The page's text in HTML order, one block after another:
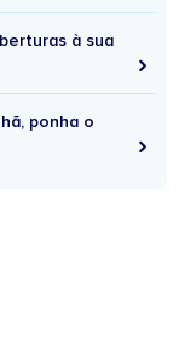
à sua
ponha o